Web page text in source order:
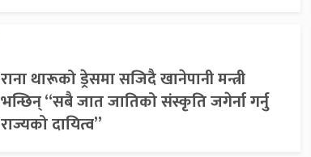
राना थारूको ड्रेसमा सजिदै खानेपानी मन्त्री
भन्छिन् “सबै जात जातिको संस्कृति जगेर्ना गर्नु
राज्यको दायित्व”